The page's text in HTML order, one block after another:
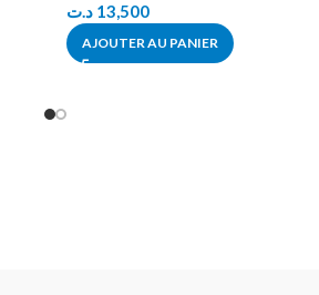
13,500 د.ت
AJOUTER AU PANIER